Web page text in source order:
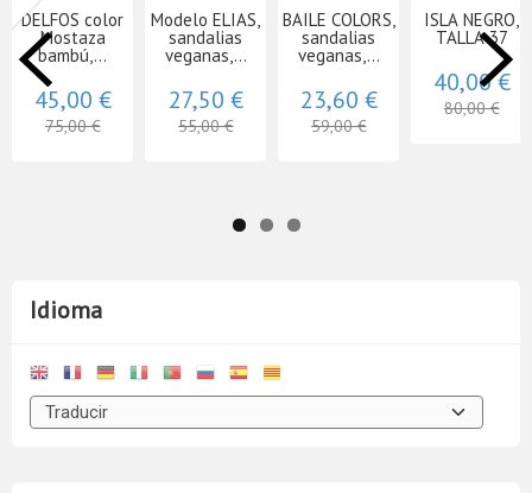
Idioma
DELFOS color
Mostaza
bambú,...
45,00 €
75,00 €
Modelo ELIAS,
sandalias
veganas,...
27,50 €
55,00 €
BAILE COLORS,
sandalias
veganas,...
23,60 €
59,00 €
ISLA NEGRO,
TALLA 37
40,00 €
80,00 €